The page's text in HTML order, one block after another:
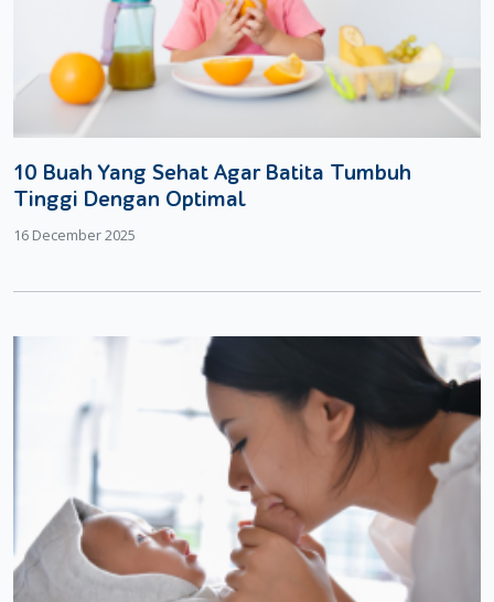
10 Buah Yang Sehat Agar Batita Tumbuh
Tinggi Dengan Optimal
16 December 2025